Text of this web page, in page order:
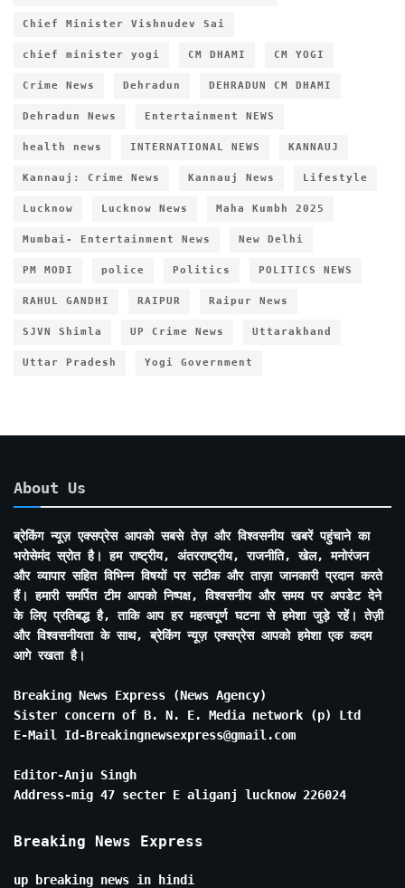
Chief Minister Vishnudev Sai
chief minister yogi CM DHAMI CM YOGI
Crime News Dehradun DEHRADUN CM DHAMI
Dehradun News Entertainment NEWS
health news INTERNATIONAL NEWS KANNAUJ
Kannauj: Crime News Kannauj News Lifestyle
Lucknow Lucknow News Maha Kumbh 2025
Mumbai- Entertainment News New Delhi
PM MODI police Politics POLITICS NEWS
RAHUL GANDHI RAIPUR Raipur News
SJVN Shimla UP Crime News Uttarakhand
Uttar Pradesh Yogi Government
About Us
ब्रेकिंग न्यूज़ एक्सप्रेस आपको सबसे तेज़ और विश्वसनीय खबरें पहुंचाने का
भरोसेमंद स्रोत है। हम राष्ट्रीय, अंतरराष्ट्रीय, राजनीति, खेल, मनोरंजन
और व्यापार सहित विभिन्न विषयों पर सटीक और ताज़ा जानकारी प्रदान करते
हैं। हमारी समर्पित टीम आपको निष्पक्ष, विश्वसनीय और समय पर अपडेट देने
के लिए प्रतिबद्ध है, ताकि आप हर महत्वपूर्ण घटना से हमेशा जुड़े रहें। तेज़ी
और विश्वसनीयता के साथ, ब्रेकिंग न्यूज़ एक्सप्रेस आपको हमेशा एक कदम
आगे रखता है।
Breaking News Express (News Agency)
Sister concern of B. N. E. Media network (p) Ltd
E-Mail Id-Breakingnewsexpress@gmail.com
Editor-Anju Singh
Address-mig 47 secter E aliganj lucknow 226024
Breaking News Express
up breaking news in hindi